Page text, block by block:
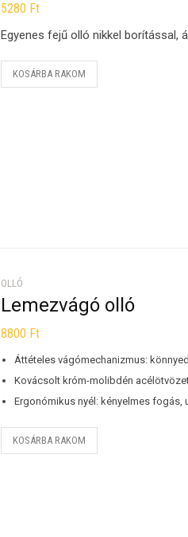
5280 Ft
Egyenes fejű olló nikkel borítással,
KOSÁRBA RAKOM
OLLÓ
Lemezvágó olló
8800 Ft
Áttételes vágómechanizmus:
Kovácsolt króm-molibdén
Ergonómikus nyél: kényelmes fogás,
KOSÁRBA RAKOM